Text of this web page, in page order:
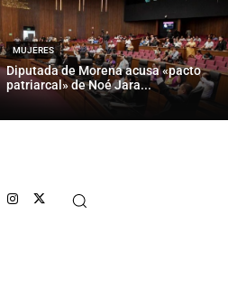
MUJERES
Diputada de Morena acusa «pacto
patriarcal» de Noé Jara...